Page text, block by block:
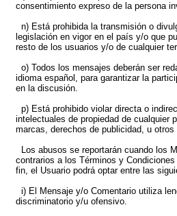
consentimiento expreso de la persona
n) Está prohibida la transmisión o
legislación en vigor en el país y/o que
resto de los usuarios y/o de cualquier
o) Todos los mensajes deberán ser
idioma español, para garantizar la
en la discusión.
p) Está prohibido violar directa o
intelectuales de propiedad de cualquier
marcas, derechos de publicidad, u otros
Los abusos se reportarán cuando los
contrarios a los Términos y
fin, el Usuario podrá optar entre las
i) El Mensaje y/o Comentario utiliza
discriminatorio y/u ofensivo.